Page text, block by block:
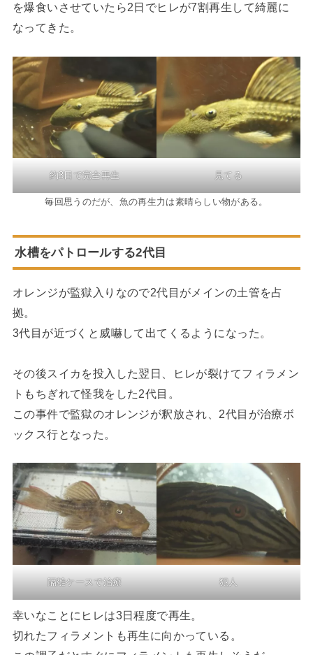
を爆食いさせていたら2日でヒレが7割再生して綺麗に
なってきた。
約3日で完全再生 見てる
毎回思うのだが、魚の再生力は素晴らしい物がある。
水槽をパトロールする2代目
オレンジが監獄入りなので2代目がメインの土管を占
拠。
3代目が近づくと威嚇して出てくるようになった。
その後スイカを投入した翌日、ヒレが裂けてフィラメン
トもちぎれて怪我をした2代目。
この事件で監獄のオレンジが釈放され、2代目が治療ボ
ックス行となった。
隔離ケースで治療 犯人
幸いなことにヒレは3日程度で再生。
切れたフィラメントも再生に向かっている。